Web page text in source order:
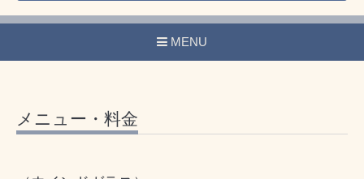
MENU
メニュー・料金